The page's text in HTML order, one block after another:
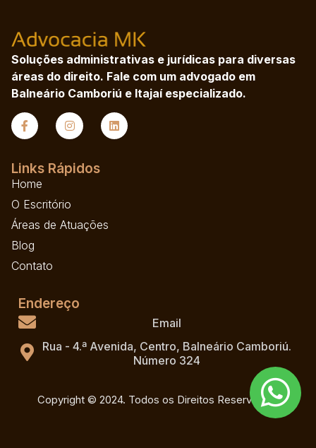
Soluções administrativas e jurídicas para diversas
áreas do direito. Fale com um advogado em
Balneário Camboriú e Itajaí especializado.
Links Rápidos
Home
O Escritório
Áreas de Atuações
Blog
Contato
Endereço
Email
Rua - 4.ª Avenida, Centro, Balneário Camboriú.
Número 324
Copyright © 2024. Todos os Direitos Reservados.